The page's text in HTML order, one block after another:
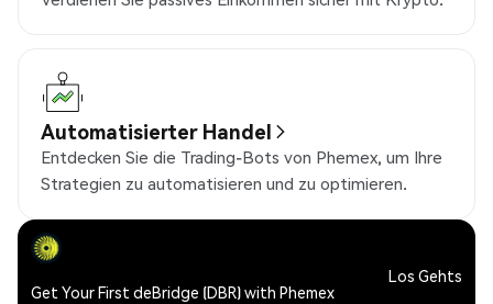
Automatisierter Handel
Entdecken Sie die Trading-Bots von Phemex, um Ihre
Strategien zu automatisieren und zu optimieren.
Get Your First deBridge (DBR) with Phemex
Los Gehts